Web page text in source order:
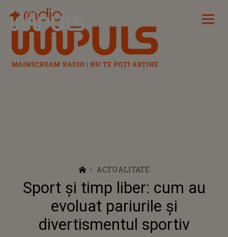
Radio Impuls
ACTUALITATE
Sport și timp liber: cum au
evoluat pariurile și
divertismentul sportiv